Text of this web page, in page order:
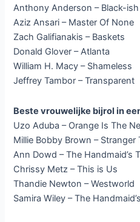
Anthony Anderson – Black-ish
Aziz Ansari – Master Of None
Zach Galifianakis – Baskets
Donald Glover – Atlanta
William H. Macy – Shameless
Jeffrey Tambor – Transparent
Beste vrouwelijke bijrol in
Uzo Aduba – Orange Is The
Millie Bobby Brown – Stranger
Ann Dowd – The Handmaid’s
Chrissy Metz – This is Us
Thandie Newton – Westworld
Samira Wiley – The